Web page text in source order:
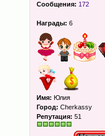
Сообщения: 172
Награды: 6
Имя: Юлия
Город: Cherkassy
Репутация: 51